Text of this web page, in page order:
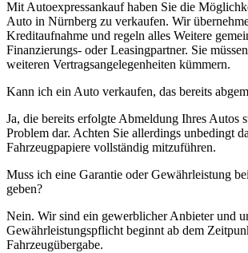
Mit Autoexpressankauf haben Sie die
Auto in Nürnberg zu verkaufen. Wir
Kreditaufnahme und regeln alles Weitere
Finanzierungs- oder Leasingpartner. Sie
weiteren Vertragsangelegenheiten kümmern.
Kann ich ein Auto verkaufen, das bereits
Ja, die bereits erfolgte Abmeldung Ihres Autos
Problem dar. Achten Sie allerdings unbedingt
Fahrzeugpapiere vollständig mitzuführen.
Muss ich eine Garantie oder Gewährleistung
geben?
Nein. Wir sind ein gewerblicher Anbieter und
Gewährleistungspflicht beginnt ab dem
Fahrzeugübergabe.